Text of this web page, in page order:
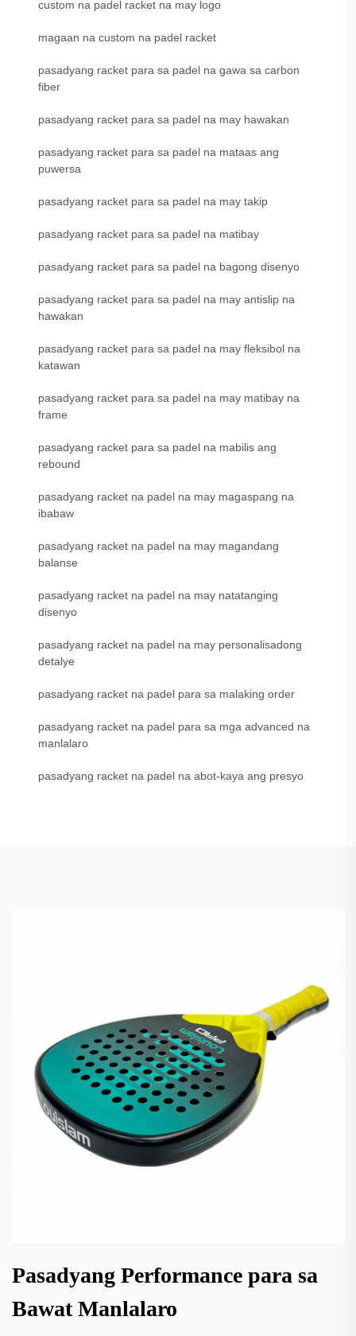
custom na padel racket na may logo
magaan na custom na padel racket
pasadyang racket para sa padel na gawa sa carbon
fiber
pasadyang racket para sa padel na may hawakan
pasadyang racket para sa padel na mataas ang
puwersa
pasadyang racket para sa padel na may takip
pasadyang racket para sa padel na matibay
pasadyang racket para sa padel na bagong disenyo
pasadyang racket para sa padel na may antislip na
hawakan
pasadyang racket para sa padel na may fleksibol na
katawan
pasadyang racket para sa padel na may matibay na
frame
pasadyang racket para sa padel na mabilis ang
rebound
pasadyang racket na padel na may magaspang na
ibabaw
pasadyang racket na padel na may magandang
balanse
pasadyang racket na padel na may natatanging
disenyo
pasadyang racket na padel na may personalisadong
detalye
pasadyang racket na padel para sa malaking order
pasadyang racket na padel para sa mga advanced na
manlalaro
pasadyang racket na padel na abot-kaya ang presyo
Pasadyang Performance para sa
Bawat Manlalaro